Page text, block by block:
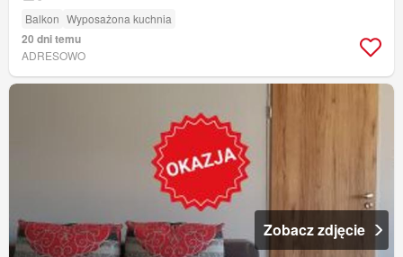
Balkon Wyposażona kuchnia
20 dni temu
ADRESOWO
Zobacz zdjęcie